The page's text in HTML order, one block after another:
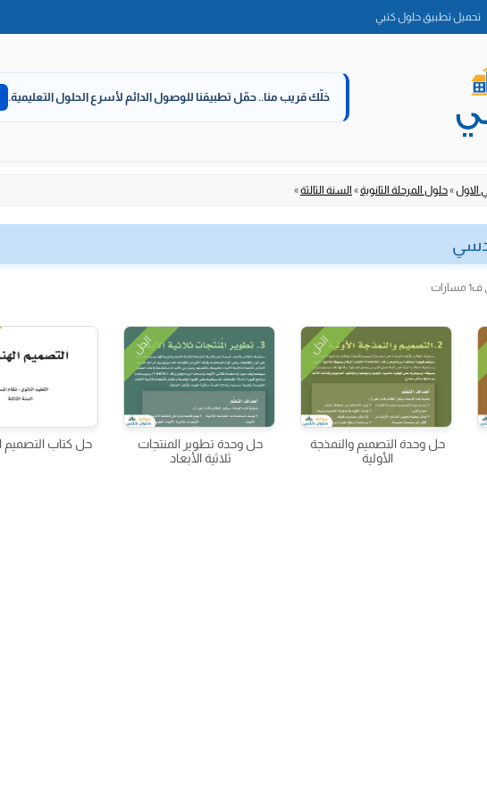
تحميل تطبيق حلول كتبي
خلّك قريب منا.. حمّل تطبيقنا للوصول الدائم لأسرع الحلول التعليمية.
الاول»حلول المرحلة الثانوية» السنة الثالثة»
الحل
حل وحدة التصميم والنمذجة
الأولية
الحل
حل وحدة تطوير المنتجات
ثلاثية الأبعاد
حل كتاب